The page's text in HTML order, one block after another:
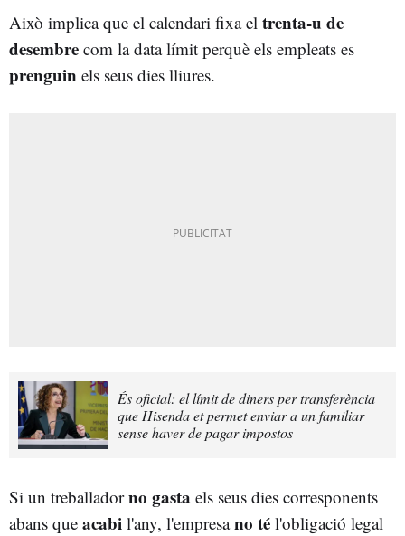
Això implica que el calendari fixa el trenta-u de
desembre com la data límit perquè els empleats es
prenguin els seus dies lliures.
És oficial: el límit de diners per transferència
que Hisenda et permet enviar a un familiar
sense haver de pagar impostos
Si un treballadorno gasta els seus dies corresponents
abans que acabi l'any, l'empresano té l'obligació legal